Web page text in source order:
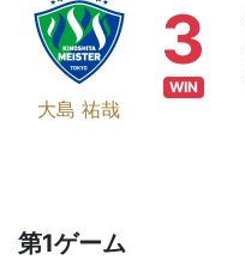
大島 祐哉
3
WIN
第1ゲーム